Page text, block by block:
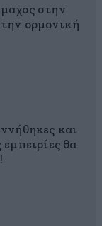
στην
ορμονική
και
θα